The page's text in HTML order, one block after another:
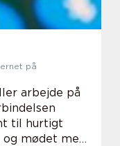
arbejde på
til hurtigt
mødet med